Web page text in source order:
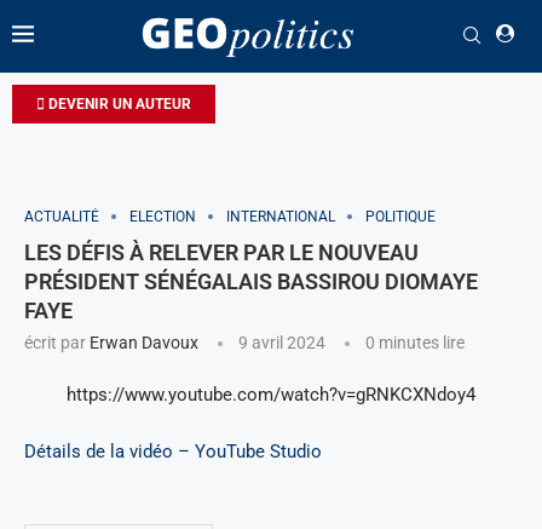
DEVENIR UN AUTEUR
ACTUALITÉ ELECTION INTERNATIONAL POLITIQUE
LES DÉFIS À RELEVER PAR LE NOUVEAU
PRÉSIDENT SÉNÉGALAIS BASSIROU DIOMAYE
FAYE
écrit par Erwan Davoux 9 avril 2024 0 minutes lire
https://www.youtube.com/watch?v=gRNKCXNdoy4
Détails de la vidéo – YouTube Studio